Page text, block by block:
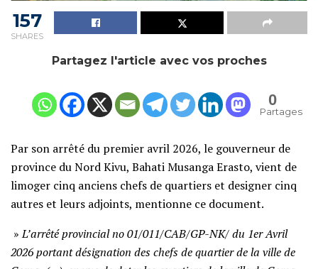
157
SHARES
Partagez l'article avec vos proches
0
Partages
Par son arrêté du premier avril 2026, le gouverneur de
province du Nord Kivu, Bahati Musanga Erasto, vient de
limoger cinq anciens chefs de quartiers et designer cinq
autres et leurs adjoints, mentionne ce document.
»L’arrêté provincial no 01/011/CAB/GP-NK/ du 1er Avril
2026 portant désignation des chefs de quartier de la ville de